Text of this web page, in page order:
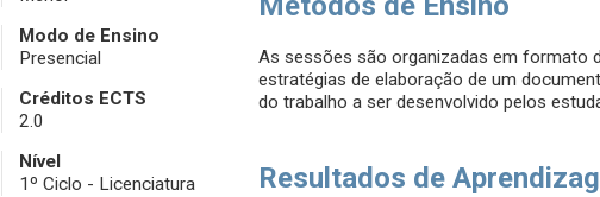
Modo de Ensino
Presencial
Créditos ECTS
2.0
Nível
1º Ciclo - Licenciatura
As sessões são organizadas em formato
estratégias de elaboração de um
do trabalho a ser desenvolvido pelos
Resultados de